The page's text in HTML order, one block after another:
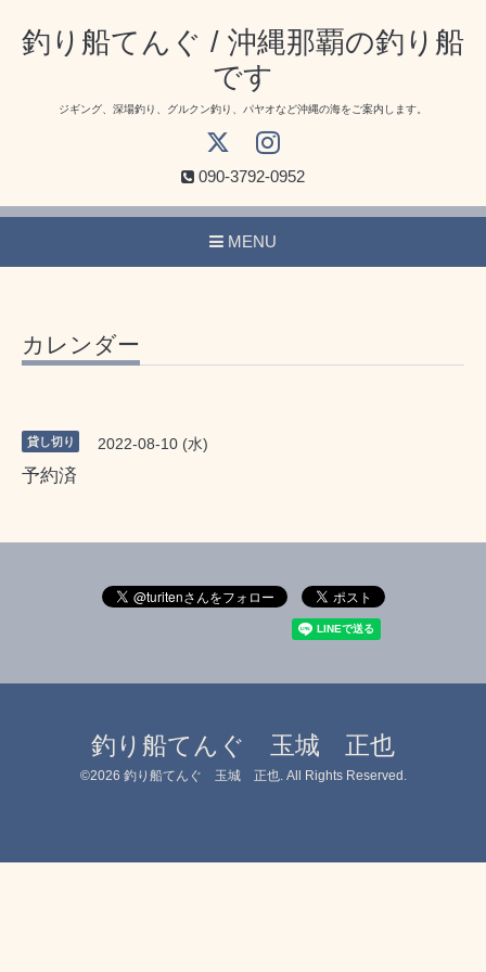
釣り船てんぐ / 沖縄那覇の釣り船
です
ジギング、深場釣り、グルクン釣り、パヤオなど沖縄の海をご案内します。
090-3792-0952
MENU
カレンダー
貸し切り 2022-08-10 (水)
予約済
釣り船てんぐ 玉城 正也
©2026 釣り船てんぐ 玉城 正也. All Rights Reserved.